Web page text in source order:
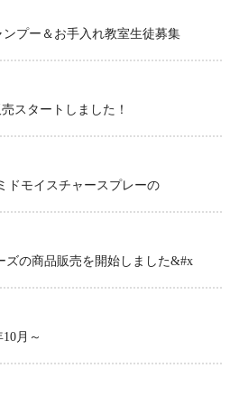
プー＆お手入れ教室生徒募集
スタートしました！
ドモイスチャースプレーの
ズの商品販売を開始しました&#x
月～